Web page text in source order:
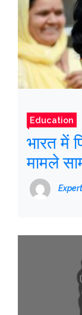
Education
भारत में
मामले
सक्रियExpert